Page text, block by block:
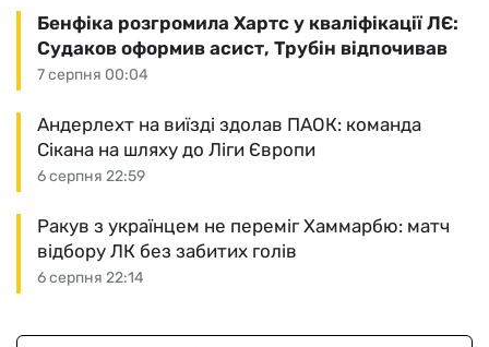
7 серпня 00:04
Бенфіка розгромила Хартс у кваліфікації ЛЄ:
Судаков оформив асист, Трубін відпочивав
6 серпня 22:59
Андерлехт на виїзді здолав ПАОК: команда
Сікана на шляху до Ліги Європи
6 серпня 22:14
Ракув з українцем не переміг Хаммарбю: матч
відбору ЛК без забитих голів